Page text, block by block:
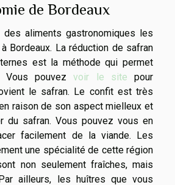
de Bordeaux
aliments gastronomiques les
Bordeaux. La réduction de safran
est la méthode qui permet
Vous pouvezvoir le site pour
le safran. Le confit est très
raison de son aspect mielleux et
du safran. Vous pouvez vous en
facilement de la viande. Les
une spécialité de cette région
non seulement fraîches, mais
ailleurs, les huîtres que vous